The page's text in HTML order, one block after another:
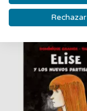
13,90 €
Rechazar